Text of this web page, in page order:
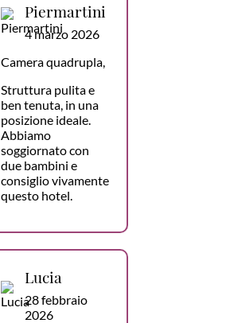
Piermartini
4 marzo 2026
Camera quadrupla,
Struttura pulita e
ben tenuta, in una
posizione ideale.
Abbiamo
soggiornato con
due bambini e
consiglio vivamente
questo hotel.
Lucia
28 febbraio
2026